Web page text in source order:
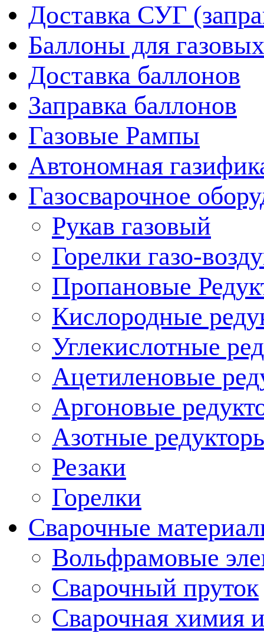
Доставка СУГ
Баллоны для
Доставка баллонов
Заправка баллонов
Газовые Рампы
Автономная
Газосварочное
Рукав газовый
Горелки газо-
Пропановые
Кислородные
Углекислотные
Ацетиленовые
Аргоновые
Азотные
Резаки
Горелки
Сварочные
Вольфрамовые
Сварочный пруток
Сварочная химия